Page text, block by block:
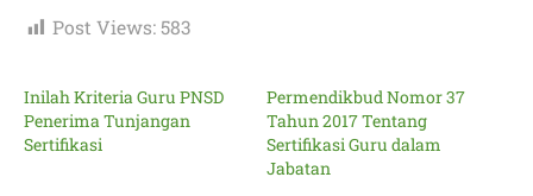
Post Views: 583
Inilah Kriteria Guru PNSD
Penerima Tunjangan
Sertifikasi
Permendikbud Nomor 37
Tahun 2017 Tentang
Sertifikasi Guru dalam
Jabatan